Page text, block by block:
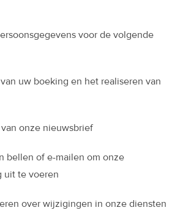
voor de volgende
uw boeking en het realiseren van
onze nieuwsbrief
bellen of e-mailen om onze
uit te voeren
over wijzigingen in onze diensten